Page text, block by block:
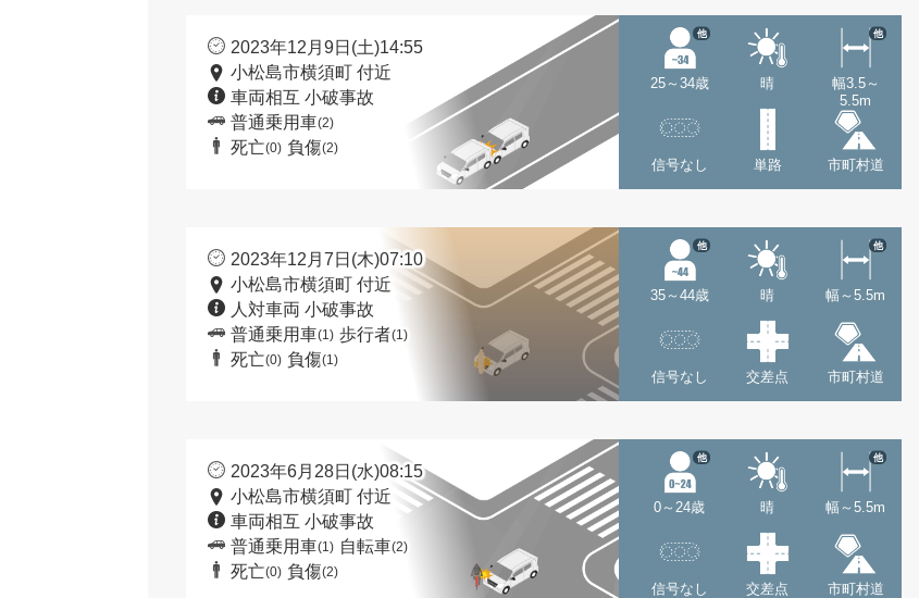
2023年12月9日(土)14:55
小松島市横須町 付近
車両相互 小破事故
普通乗用車(2)
死亡(0) 負傷(2)
25～34歳
他
晴
幅3.5～
5.5m
他
信号なし 単路 市町村道
2023年12月7日(木)07:10
小松島市横須町 付近
人対車両 小破事故
普通乗用車(1) 歩行者(1)
死亡(0) 負傷(1)
35～44歳
他
晴 幅～5.5m
他
信号なし 交差点 市町村道
2023年6月28日(水)08:15
小松島市横須町 付近
車両相互 小破事故
普通乗用車(1) 自転車(2)
死亡(0) 負傷(2)
0～24歳
他
晴 幅～5.5m
他
信号なし 交差点 市町村道